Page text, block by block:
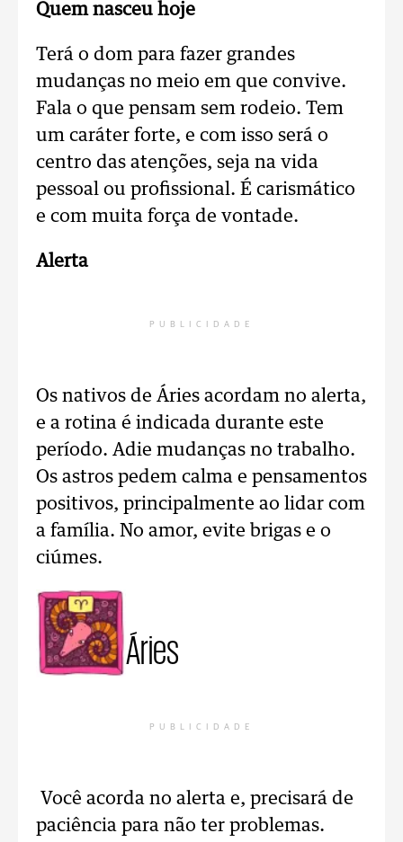
Quem nasceu hoje
Terá o dom para fazer grandes
mudanças no meio em que convive.
Fala o que pensam sem rodeio. Tem
um caráter forte, e com isso será o
centro das atenções, seja na vida
pessoal ou profissional. É carismático
e com muita força de vontade.
Alerta
PUBLICIDADE
Os nativos de Áries acordam no alerta,
e a rotina é indicada durante este
período. Adie mudanças no trabalho.
Os astros pedem calma e pensamentos
positivos, principalmente ao lidar com
a família. No amor, evite brigas e o
ciúmes.
Áries
PUBLICIDADE
Você acorda no alerta e, precisará de
paciência para não ter problemas.